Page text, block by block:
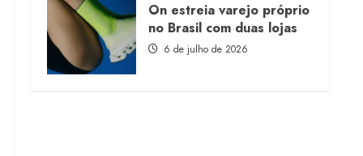
On estreia varejo próprio
no Brasil com duas lojas
6 de julho de 2026